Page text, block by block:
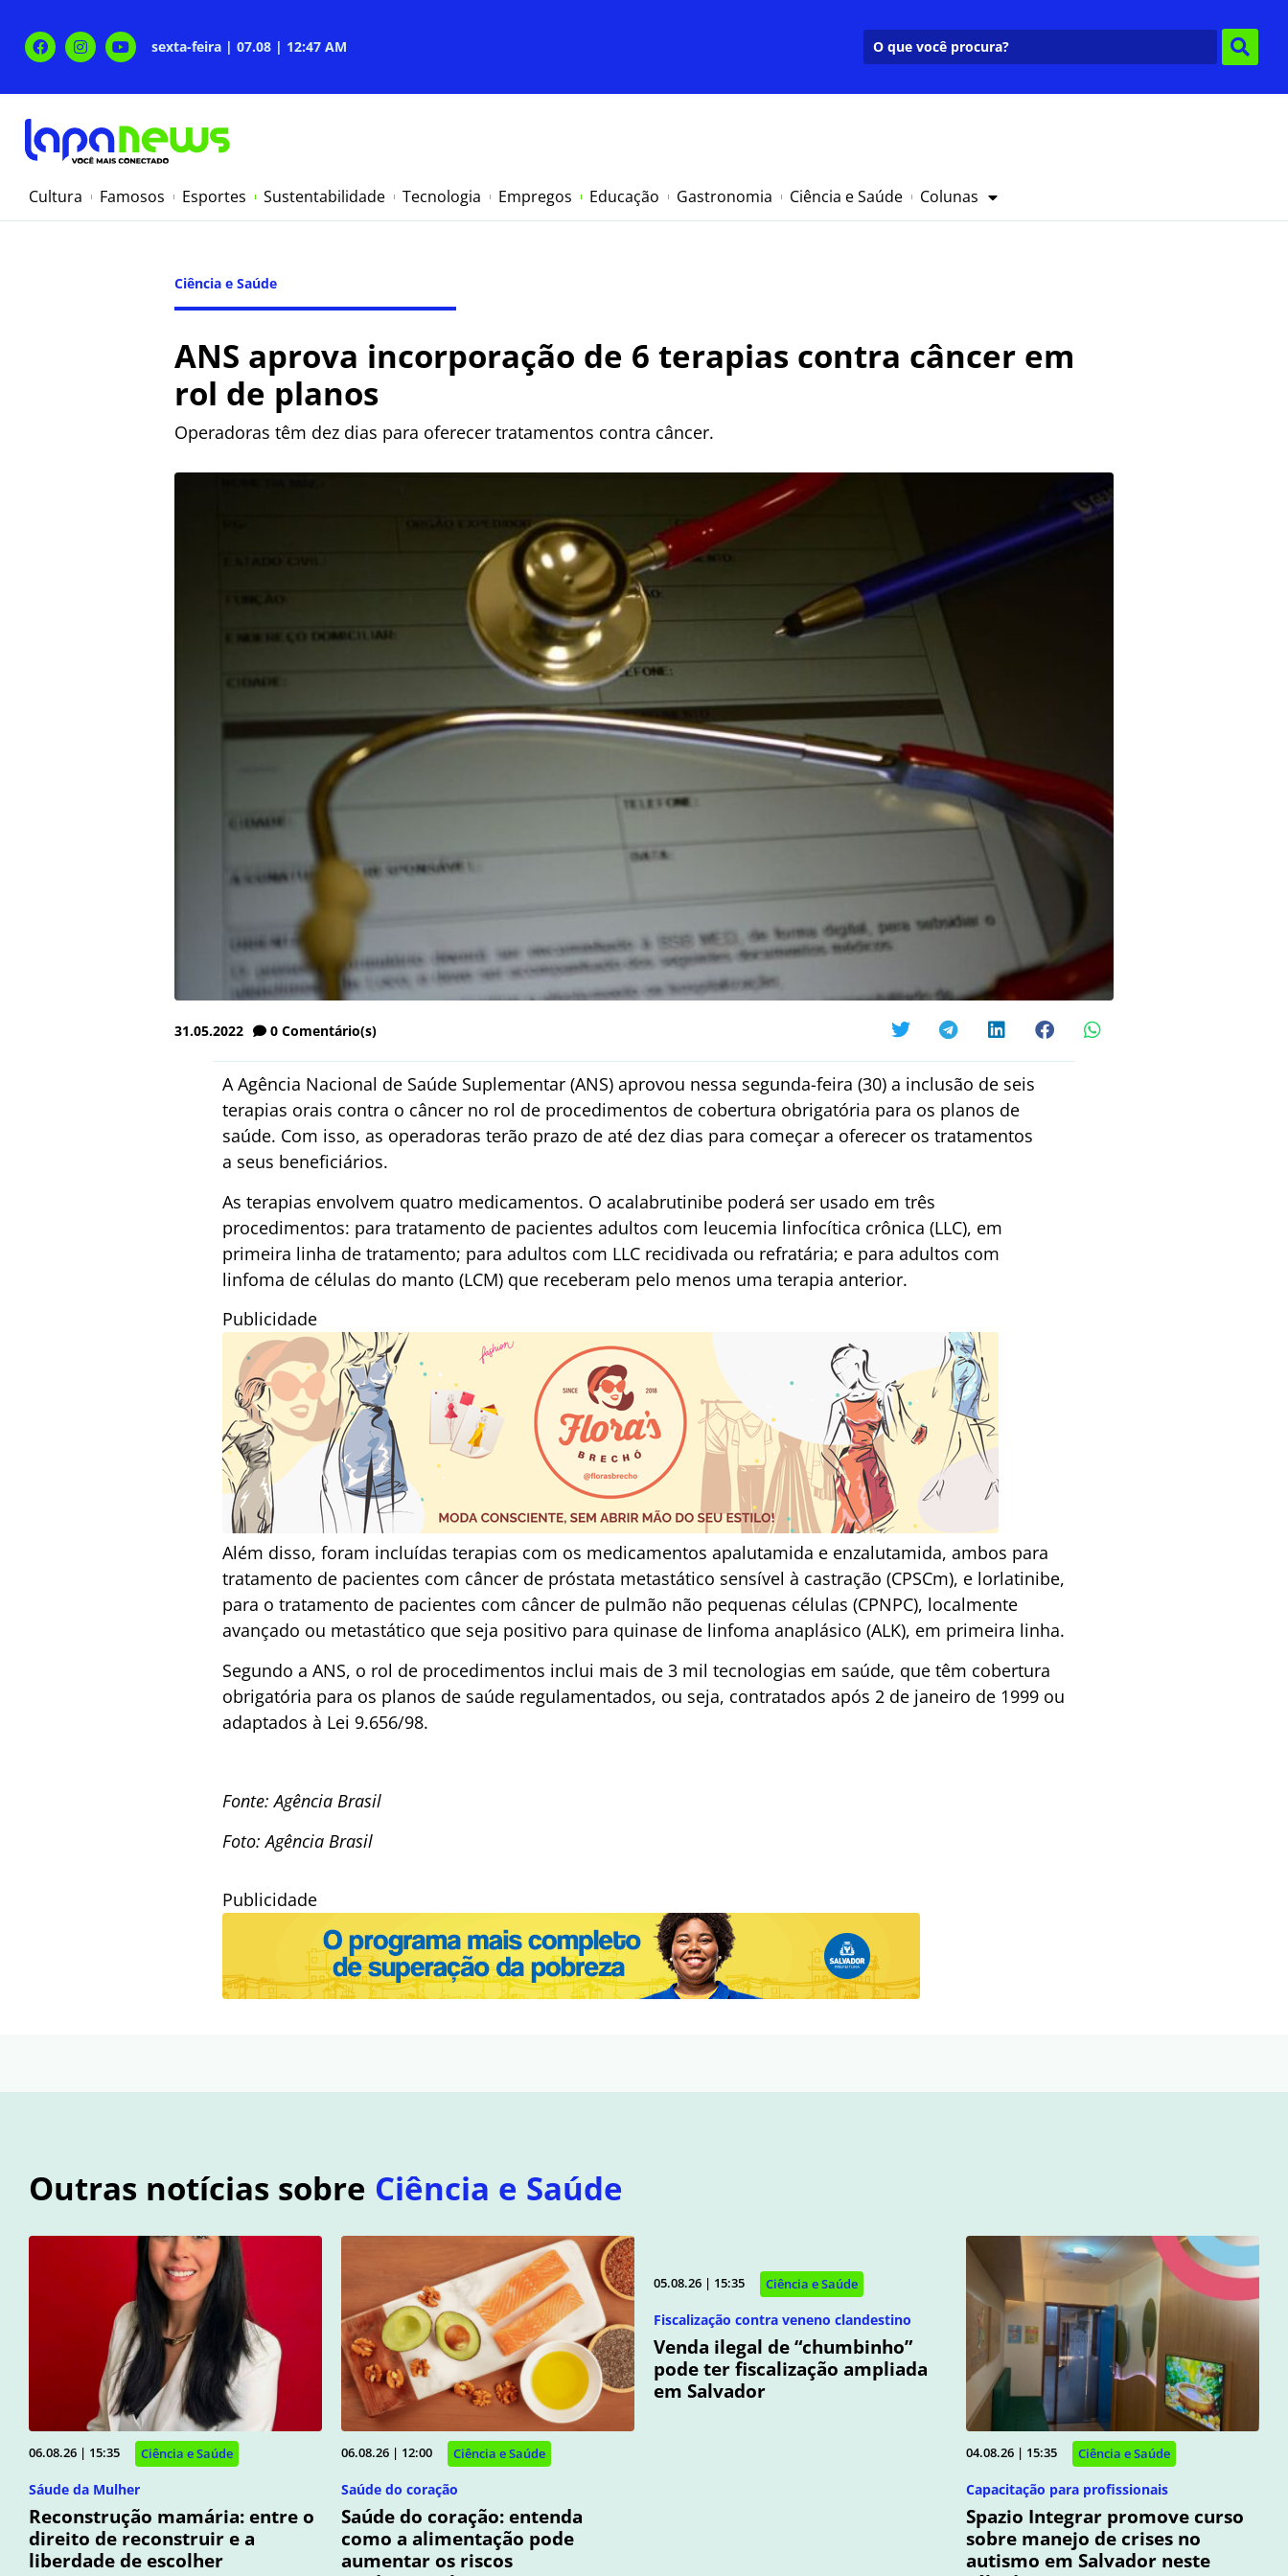
sexta-feira | 07.08 | 12:47 AM
Cultura Famosos Esportes Sustentabilidade Tecnologia Empregos Educação Gastronomia Ciência e Saúde Colunas
Ciência e Saúde
ANS aprova incorporação de 6 terapias contra câncer em
rol de planos
Operadoras têm dez dias para oferecer tratamentos contra câncer.
31.05.2022 0 Comentário(s)
A Agência Nacional de Saúde Suplementar (ANS) aprovou nessa segunda-feira (30) a inclusão de seis
terapias orais contra o câncer no rol de procedimentos de cobertura obrigatória para os planos de
saúde. Com isso, as operadoras terão prazo de até dez dias para começar a oferecer os tratamentos
a seus beneficiários.
As terapias envolvem quatro medicamentos. O acalabrutinibe poderá ser usado em três
procedimentos: para tratamento de pacientes adultos com leucemia linfocítica crônica (LLC), em
primeira linha de tratamento; para adultos com LLC recidivada ou refratária; e para adultos com
linfoma de células do manto (LCM) que receberam pelo menos uma terapia anterior.
Publicidade
Além disso, foram incluídas terapias com os medicamentos apalutamida e enzalutamida, ambos para
tratamento de pacientes com câncer de próstata metastático sensível à castração (CPSCm), e lorlatinibe,
para o tratamento de pacientes com câncer de pulmão não pequenas células (CPNPC), localmente
avançado ou metastático que seja positivo para quinase de linfoma anaplásico (ALK), em primeira linha.
Segundo a ANS, o rol de procedimentos inclui mais de 3 mil tecnologias em saúde, que têm cobertura
obrigatória para os planos de saúde regulamentados, ou seja, contratados após 2 de janeiro de 1999 ou
adaptados à Lei 9.656/98.
Fonte: Agência Brasil
Foto: Agência Brasil
Publicidade
Outras notícias sobre Ciência e Saúde
06.08.26 | 15:35 Ciência e Saúde
Sáude da Mulher
Reconstrução mamária: entre o
direito de reconstruir e a
liberdade de escolher
06.08.26 | 12:00 Ciência e Saúde
Saúde do coração
Saúde do coração: entenda
como a alimentação pode
aumentar os riscos
05.08.26 | 15:35 Ciência e Saúde
Fiscalização contra veneno clandestino
Venda ilegal de “chumbinho”
pode ter fiscalização ampliada
em Salvador
04.08.26 | 15:35 Ciência e Saúde
Capacitação para profissionais
Spazio Integrar promove curso
sobre manejo de crises no
autismo em Salvador neste